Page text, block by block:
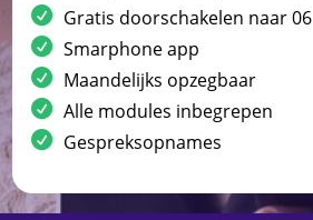
Gratis doorschakelen naar 06
Smarphone app
Maandelijks opzegbaar
Alle modules inbegrepen
Gespreksopnames